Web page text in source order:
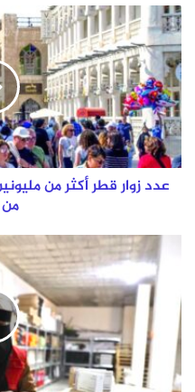
عدد
زوار
قطر
أكثر
من
مليونين
وستمائة
بنهاية
النصف
الأول
عدد زوار قطر أكثر من
من
الهلال
الأحمر
القطري
يطلق
مشروع
"جسور
الشفاء
والأمل